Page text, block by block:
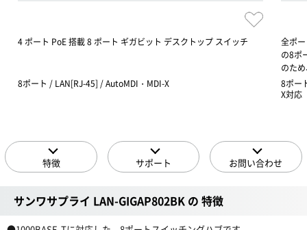
4 ポート PoE 搭載 8 ポート ギガビット デスクトップ スイッチ
8ポート / LAN[RJ-45] / AutoMDI・MDI-X
全ポ
の8ポ
のた
8ポー
X対応
特徴 サポート お問い合わせ
サンワサプライ LAN-GIGAP802BK の 特徴